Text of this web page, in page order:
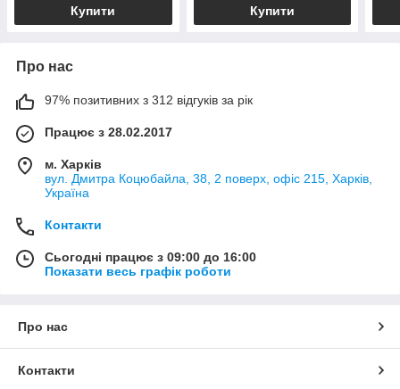
Купити Купити
Про нас
97% позитивних з 312 відгуків за рік
Працює з 28.02.2017
м. Харків
вул. Дмитра Коцюбайла, 38, 2 поверх, офіс 215, Харків,
Україна
Контакти
Сьогодні працює з 09:00 до 16:00
Показати весь графік роботи
Про нас
Контакти